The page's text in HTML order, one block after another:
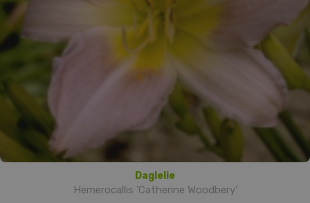
Daglelie
Hemerocallis 'Catherine Woodbery'